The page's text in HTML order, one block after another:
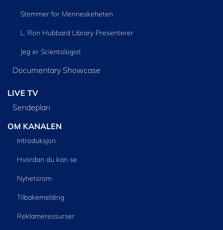
Stemmer for Menneskeheten
L. Ron Hubbard Library Presenterer
Jeg er Scientologist
Documentary Showcase
LIVE TV
Sendeplan
OM KANALEN
Introduksjon
Hvordan du kan se
Nyhetsrom
Tilbakemelding
Reklameressurser